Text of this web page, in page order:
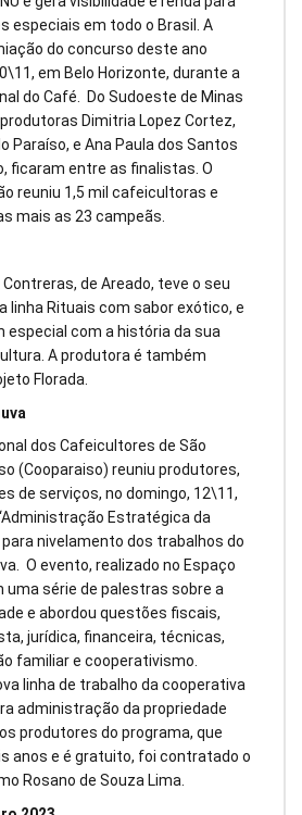
especiais em todo o Brasil. A
do concurso deste ano
em Belo Horizonte, durante a
do Café. Do Sudoeste de Minas
Dimitria Lopez Cortez,
Paraíso, e Ana Paula dos Santos
ficaram entre as finalistas. O
reuniu 1,5 mil cafeicultoras e
mais as 23 campeãs.
de Areado, teve o seu
linha Rituais com sabor exótico, e
especial com a história da sua
A produtora é também
Florada.
dos Cafeicultores de São
(Cooparaiso) reuniu produtores,
de serviços, no domingo, 12\11,
Estratégica da
para nivelamento dos trabalhos do
O evento, realizado no Espaço
uma série de palestras sobre a
e abordou questões fiscais,
jurídica, financeira, técnicas,
familiar e cooperativismo.
linha de trabalho da cooperativa
administração da propriedade
produtores do programa, que
anos e é gratuito, foi contratado o
Rosano de Souza Lima.